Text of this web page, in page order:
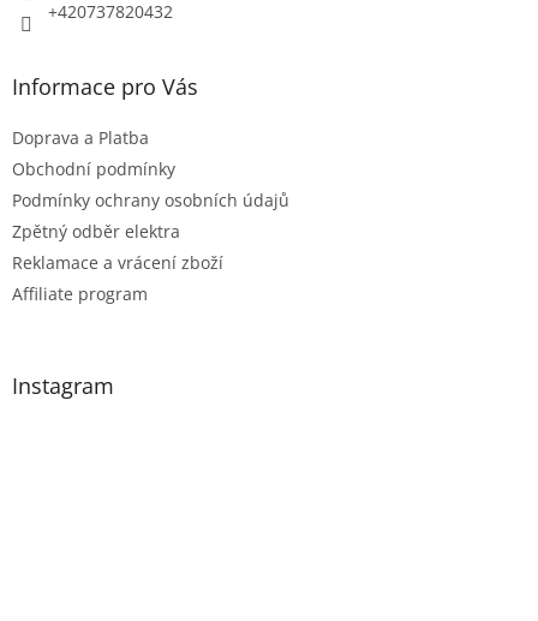
+420737820432
Informace pro Vás
Doprava a Platba
Obchodní podmínky
Podmínky ochrany osobních údajů
Zpětný odběr elektra
Reklamace a vrácení zboží
Affiliate program
Instagram